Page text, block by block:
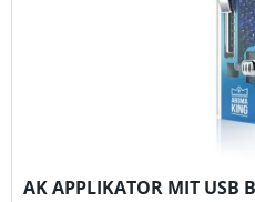
AK APPLIKATOR MIT USB